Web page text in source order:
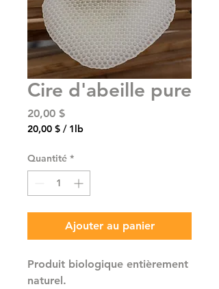
Cire d'abeille pure
20,00 $Prix
20,00 $ / 1lb
pour
1
Quantité *
Ajouter au panier
Produit biologique entièrement
naturel.